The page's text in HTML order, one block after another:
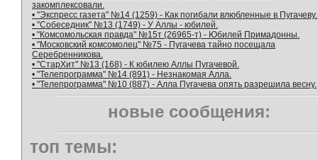
закомплексовали.
• "Экспресс газета" №14 (1259) - Как погибали влюбленные в Пугачеву.
• "Собеседник" №13 (1749) - У Аллы - юбилей.
• "Комсомольская правда" №15т (26965-т) - Юбилей Примадонны.
• "Московский комсомолец" №75 - Пугачева тайно посещала
Серебренникова.
• "СтарХит" №13 (168) - К юбилею Аллы Пугачевой.
• "Телепрограмма" №14 (891) - Незнакомая Алла.
• "Телепрограмма" №10 (887) - Алла Пугачева опять разрешила весну.
новые сообщения:
топ темы: